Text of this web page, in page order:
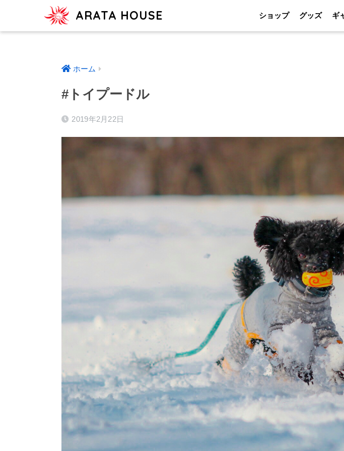
ARATA HOUSE ショップ グッズ ギ
ホーム
#トイプードル
2019年2月22日